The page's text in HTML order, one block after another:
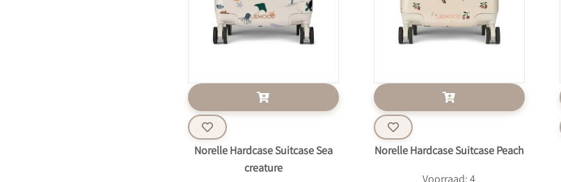
Norelle Hardcase Suitcase Sea
creature
Norelle Hardcase Suitcase Peach